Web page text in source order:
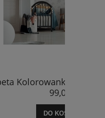
Leśne
108,00 zł
DO KOSZYKA